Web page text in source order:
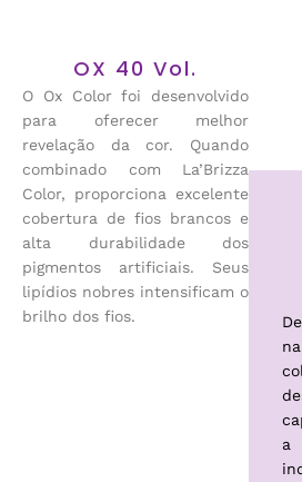
OX 40 Vol.
O Ox Color foi desenvolvido
para oferecer melhor
revelação da cor. Quando
combinado com La’Brizza
Color, proporciona excelente
cobertura de fios brancos e
alta durabilidade dos
pigmentos artificiais. Seus
lipídios nobres intensificam o
brilho dos fios.
a